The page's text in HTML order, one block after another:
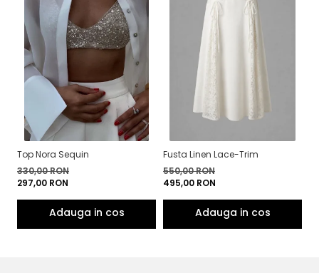
Top Nora Sequin
330,00 RON
297,00 RON
Fusta Linen Lace-Trim
550,00 RON
495,00 RON